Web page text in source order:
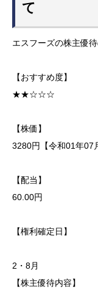
て
エスフーズの株主優
【おすすめ度】
★★☆☆☆
【株価】
3280円【令和01年07
【配当】
60.00円
【権利確定日】
2・8月
【株主優待内容】